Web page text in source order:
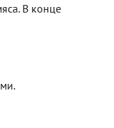
В конце